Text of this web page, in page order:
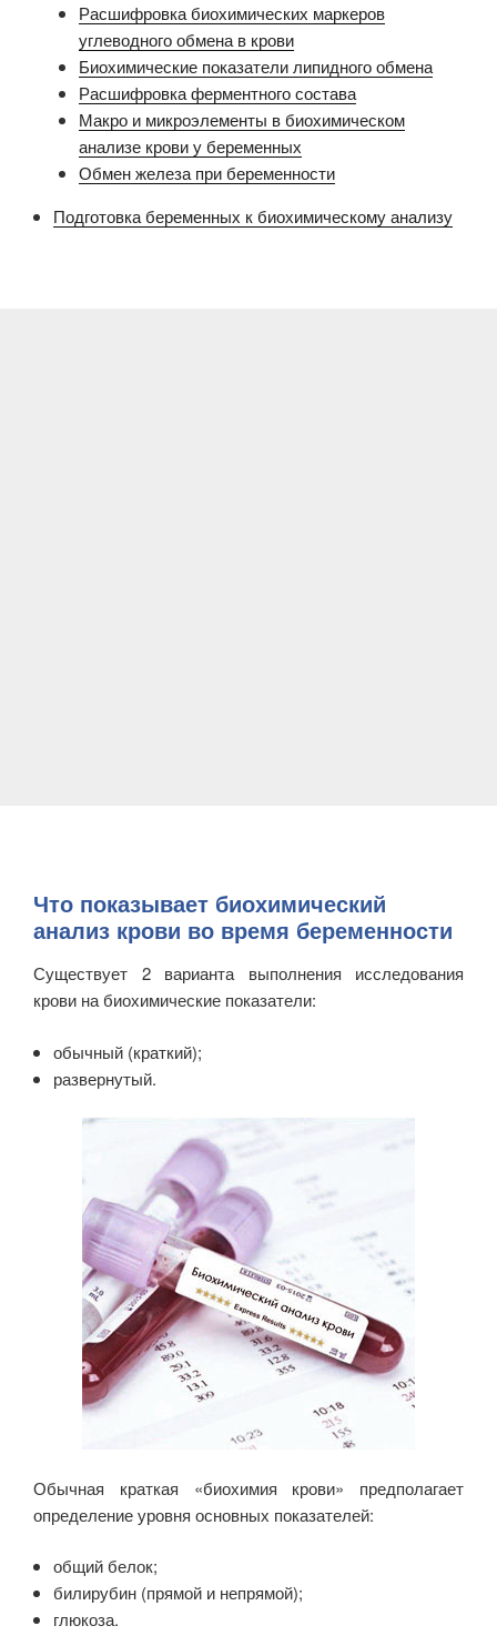
Расшифровка биохимических маркеров
углеводного обмена в крови
Биохимические показатели липидного обмена
Расшифровка ферментного состава
Макро и микроэлементы в биохимическом
анализе крови у беременных
Обмен железа при беременности
Подготовка беременных к биохимическому анализу
Что показывает биохимический
анализ крови во время беременности
Существует 2 варианта выполнения исследования
крови на биохимические показатели:
обычный (краткий);
развернутый.
Обычная краткая «биохимия крови» предполагает
определение уровня основных показателей:
общий белок;
билирубин (прямой и непрямой);
глюкоза.